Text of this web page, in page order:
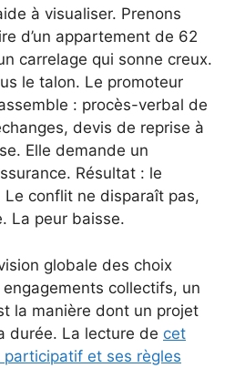
à visualiser. Prenons
d’un appartement de 62
carrelage qui sonne creux.
le talon. Le promoteur
: procès-verbal de
devis de reprise à
Elle demande un
Résultat : le
conflit ne disparaît pas,
La peur baisse.
globale des choix
collectifs, un
la manière dont un projet
durée. La lecture de cet
participatif et ses règles